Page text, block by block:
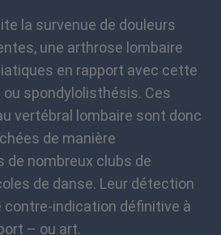
la survenue de douleurs
une arthrose lombaire
en rapport avec cette
spondylolisthésis. Ces
vertébral lombaire sont donc
de manière
nombreux clubs de
de danse. Leur détection
indication définitive à
– ou art.